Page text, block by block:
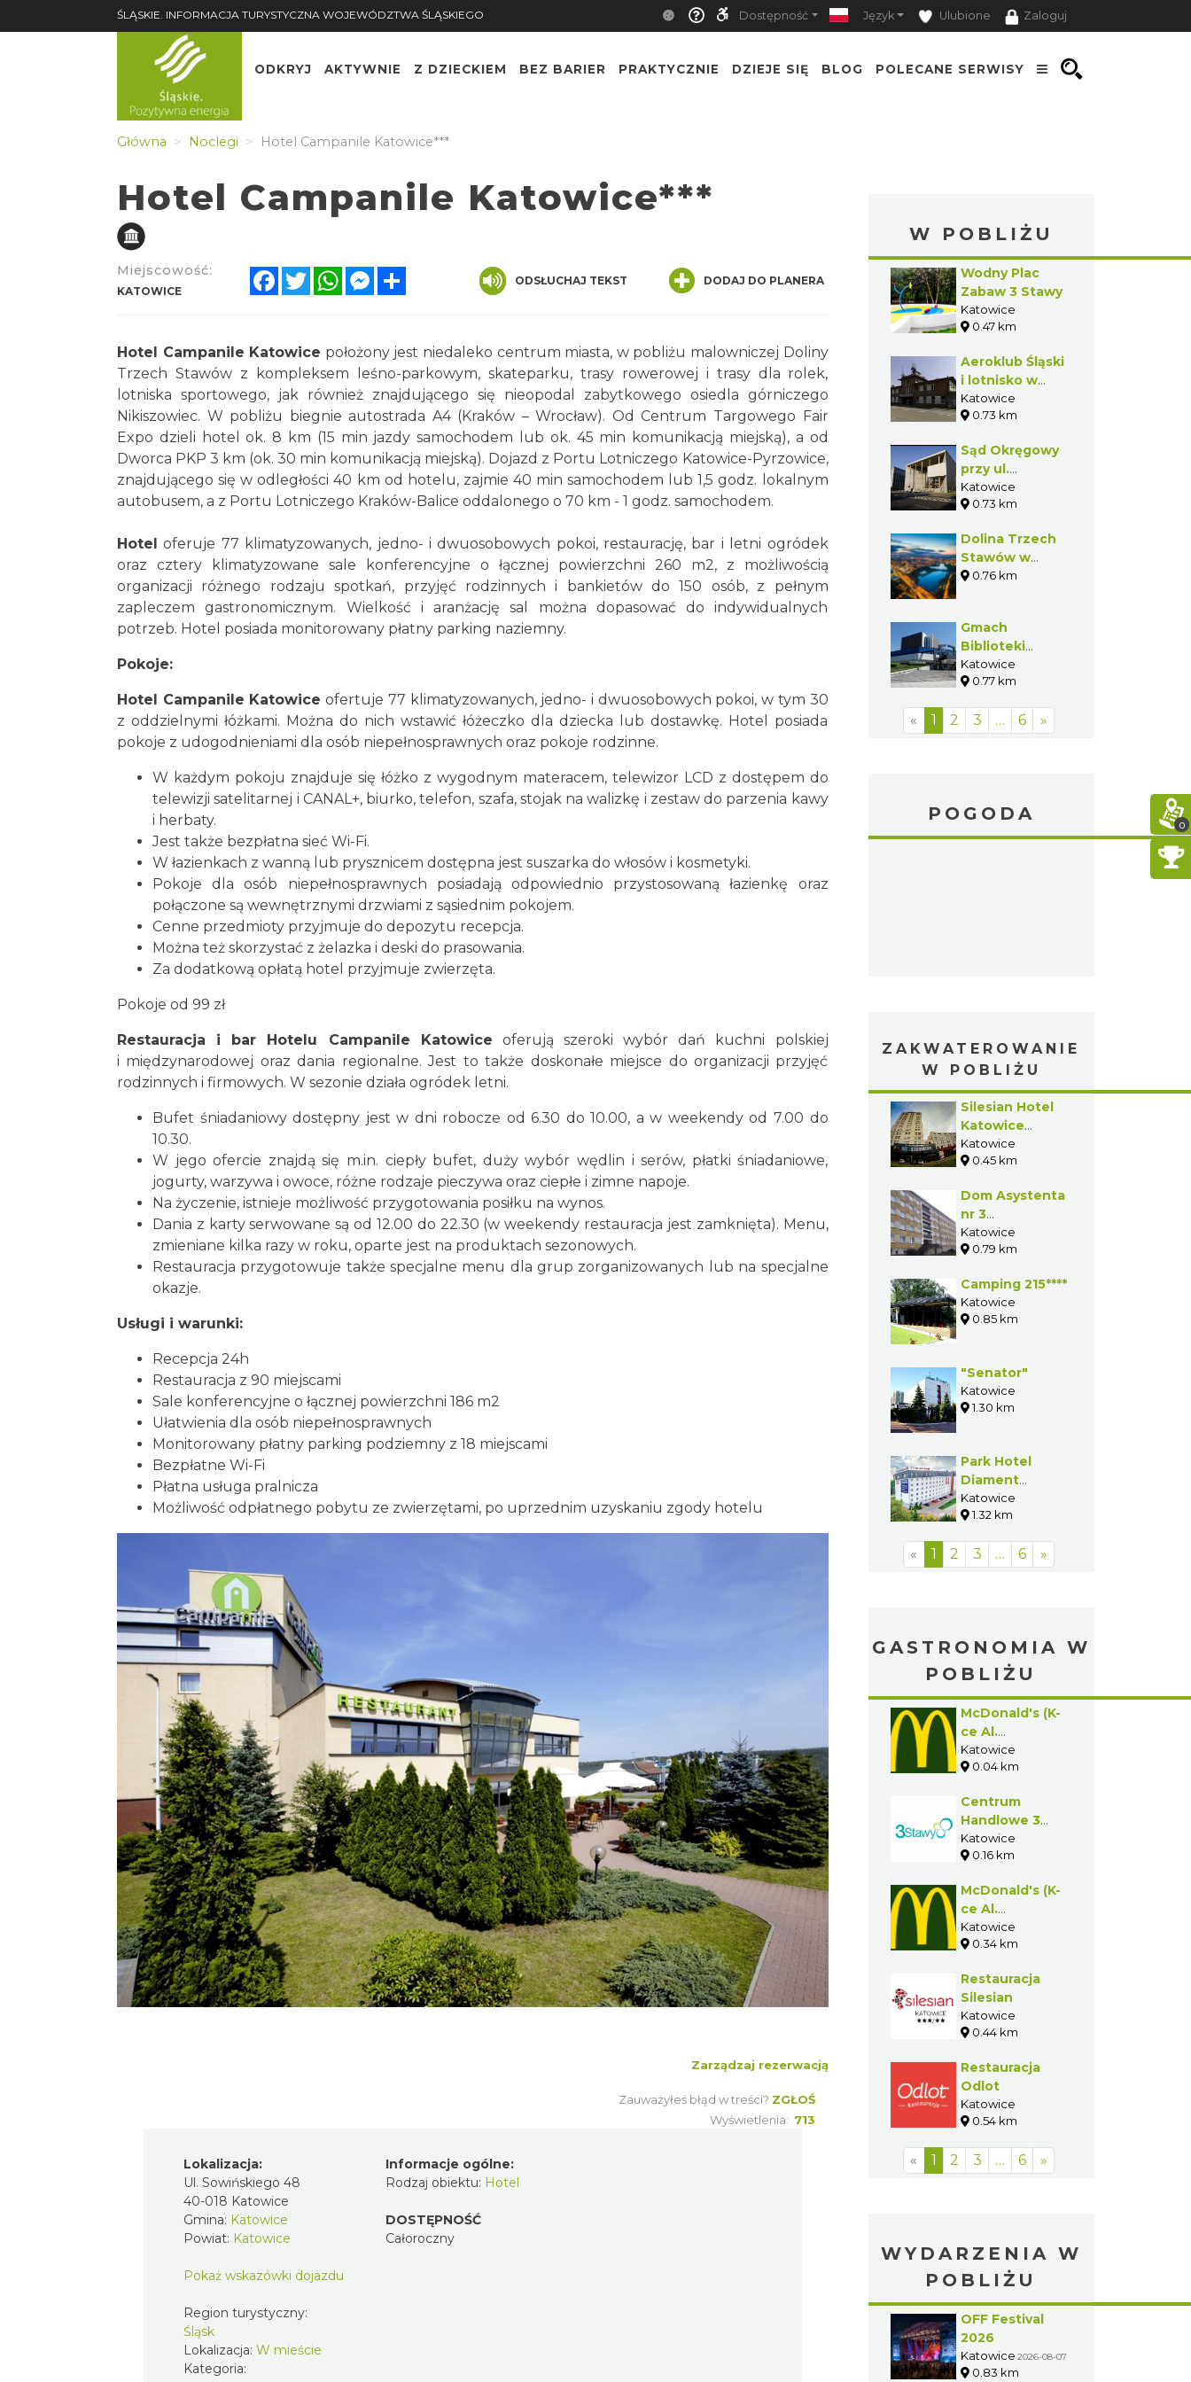
ŚLĄSKIE. INFORMACJA TURYSTYCZNA WOJEWÓDZTWA ŚLĄSKIEGO Dostępność Język Ulubione Zaloguj
ODKRYJ AKTYWNIE Z DZIECKIEM BEZ BARIER PRAKTYCZNIE DZIEJE SIĘ BLOG POLECANE SERWISY
Główna Noclegi Hotel Campanile Katowice***
Hotel Campanile Katowice***
Miejscowość:
KATOWICE
FacebookTwitterWhatsAppMessenger ODSŁUCHAJ TEKST DODAJ DO PLANERA
Hotel Campanile Katowice położony jest niedaleko centrum miasta, w pobliżu malowniczej Doliny
Trzech Stawów z kompleksem leśno-parkowym, skateparku, trasy rowerowej i trasy dla rolek,
lotniska sportowego, jak również znajdującego się nieopodal zabytkowego osiedla górniczego
Nikiszowiec. W pobliżu biegnie autostrada A4 (Kraków – Wrocław). Od Centrum Targowego Fair
Expo dzieli hotel ok. 8 km (15 min jazdy samochodem lub ok. 45 min komunikacją miejską), a od
Dworca PKP 3 km (ok. 30 min komunikacją miejską). Dojazd z Portu Lotniczego Katowice-Pyrzowice,
znajdującego się w odległości 40 km od hotelu, zajmie 40 min samochodem lub 1,5 godz. lokalnym
autobusem, a z Portu Lotniczego Kraków-Balice oddalonego o 70 km - 1 godz. samochodem.
Hotel oferuje 77 klimatyzowanych, jedno- i dwuosobowych pokoi, restaurację, bar i letni ogródek
oraz cztery klimatyzowane sale konferencyjne o łącznej powierzchni 260 m2, z możliwością
organizacji różnego rodzaju spotkań, przyjęć rodzinnych i bankietów do 150 osób, z pełnym
zapleczem gastronomicznym. Wielkość i aranżację sal można dopasować do indywidualnych
potrzeb. Hotel posiada monitorowany płatny parking naziemny.
Pokoje:
Hotel Campanile Katowice ofertuje 77 klimatyzowanych, jedno- i dwuosobowych pokoi, w tym 30
z oddzielnymi łóżkami. Można do nich wstawić łóżeczko dla dziecka lub dostawkę. Hotel posiada
pokoje z udogodnieniami dla osób niepełnosprawnych oraz pokoje rodzinne.
W każdym pokoju znajduje się łóżko z wygodnym materacem, telewizor LCD z dostępem do
telewizji satelitarnej i CANAL+, biurko, telefon, szafa, stojak na walizkę i zestaw do parzenia kawy
i herbaty.
Jest także bezpłatna sieć Wi-Fi.
W łazienkach z wanną lub prysznicem dostępna jest suszarka do włosów i kosmetyki.
Pokoje dla osób niepełnosprawnych posiadają odpowiednio przystosowaną łazienkę oraz
połączone są wewnętrznymi drzwiami z sąsiednim pokojem.
Cenne przedmioty przyjmuje do depozytu recepcja.
Można też skorzystać z żelazka i deski do prasowania.
Za dodatkową opłatą hotel przyjmuje zwierzęta.
Pokoje od 99 zł
Restauracja i bar Hotelu Campanile Katowice oferują szeroki wybór dań kuchni polskiej
i międzynarodowej oraz dania regionalne. Jest to także doskonałe miejsce do organizacji przyjęć
rodzinnych i firmowych. W sezonie działa ogródek letni.
Bufet śniadaniowy dostępny jest w dni robocze od 6.30 do 10.00, a w weekendy od 7.00 do
10.30.
W jego ofercie znajdą się m.in. ciepły bufet, duży wybór wędlin i serów, płatki śniadaniowe,
jogurty, warzywa i owoce, różne rodzaje pieczywa oraz ciepłe i zimne napoje.
Na życzenie, istnieje możliwość przygotowania posiłku na wynos.
Dania z karty serwowane są od 12.00 do 22.30 (w weekendy restauracja jest zamknięta). Menu,
zmieniane kilka razy w roku, oparte jest na produktach sezonowych.
Restauracja przygotowuje także specjalne menu dla grup zorganizowanych lub na specjalne
okazje.
Usługi i warunki:
Recepcja 24h
Restauracja z 90 miejscami
Sale konferencyjne o łącznej powierzchni 186 m2
Ułatwienia dla osób niepełnosprawnych
Monitorowany płatny parking podziemny z 18 miejscami
Bezpłatne Wi-Fi
Płatna usługa pralnicza
Możliwość odpłatnego pobytu ze zwierzętami, po uprzednim uzyskaniu zgody hotelu
Zarządzaj rezerwacją
Zauważyłeś błąd w treści? ZGŁOŚ
Wyświetlenia: 713
Lokalizacja:
Ul. Sowińskiego 48
40-018 Katowice
Gmina: Katowice
Powiat: Katowice
Pokaż wskazówki dojazdu
Region turystyczny:
Śląsk
Lokalizacja: W mieście
Kategoria:
Informacje ogólne:
Rodzaj obiektu: Hotel
DOSTĘPNOŚĆ
Całoroczny
W POBLIŻU
Wodny Plac
Zabaw 3 Stawy
Katowice
0.47 km
Aeroklub Śląski
i lotnisko w
Muchowcu
Katowice
0.73 km
Sąd Okręgowy
przy ul.
Francuskiej w
Katowicach
Katowice
0.73 km
Dolina Trzech
Stawów w
Katowicach
0.76 km
Gmach
Biblioteki
Śląskiej w
Katowicach
Katowice
0.77 km
« 1 2 3 … 6 »
POGODA
ZAKWATEROWANIE
W POBLIŻU
Silesian Hotel
Katowice
Quality*** &
Economy**
Katowice
0.45 km
Dom Asystenta
nr 3
Uniwersytetu
Śląskiego
Katowice
0.79 km
Camping 215****
Katowice
0.85 km
"Senator"
Katowice
1.30 km
Park Hotel
Diament
Katowice****
Katowice
1.32 km
« 1 2 3 … 6 »
GASTRONOMIA W
POBLIŻU
McDonald's (K-
ce Al.
Górnośląska/Ofiar
Katynia)
Katowice
0.04 km
Centrum
Handlowe 3
Stawy
Katowice
0.16 km
McDonald's (K-
ce Al.
Górnośląska)
Katowice
0.34 km
Restauracja
Silesian
Katowice
0.44 km
Restauracja
Odlot
Katowice
0.54 km
« 1 2 3 … 6 »
WYDARZENIA W
POBLIŻU
OFF Festival
2026
Katowice 2026-08-07
0.83 km
0